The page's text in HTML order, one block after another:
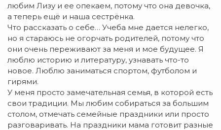
любим Лизу и ее опекаем, потому что она девочка,
а теперь ещё и наша сестрёнка.
Что рассказать о себе… Учеба мне дается нелегко,
но я стараюсь не огорчать родителей, потому что
они очень переживают за меня и мое будущее. Я
люблю историю и литературу, узнавать что-то
новое. Люблю заниматься спортом, футболом и
гирями.
У меня просто замечательная семья, в которой есть
свои традиции. Мы любим собираться за большим
столом, отмечать семейные праздники или просто
разговаривать. На праздники мама готовит разные